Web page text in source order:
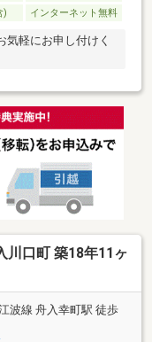
) インターネット無料
気軽にお申し付けく
川口町 築18年11ヶ
波線 舟入幸町駅 徒歩